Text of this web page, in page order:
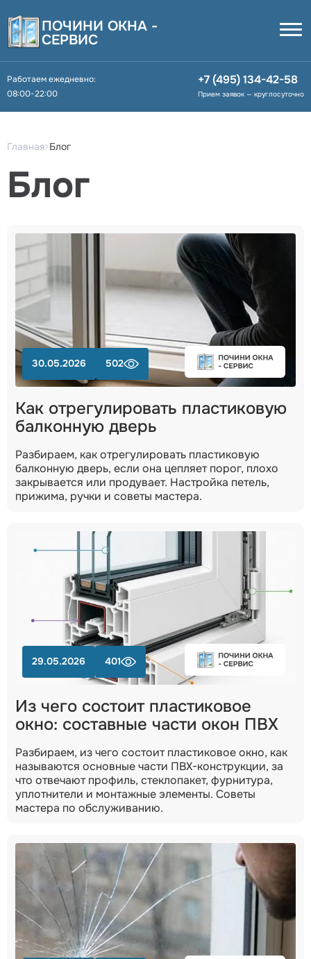
ПОЧИНИ ОКНА -
СЕРВИС
Работаем ежедневно:
08:00-22:00
+7 (495) 134-42-58
Прием заявок — круглосуточно
Главная Блог
Блог
30.05.2026 502
Как отрегулировать пластиковую
балконную дверь
Разбираем, как отрегулировать пластиковую
балконную дверь, если она цепляет порог, плохо
закрывается или продувает. Настройка петель,
прижима, ручки и советы мастера.
29.05.2026 401
Из чего состоит пластиковое
окно: составные части окон ПВХ
Разбираем, из чего состоит пластиковое окно, как
называются основные части ПВХ-конструкции, за
что отвечают профиль, стеклопакет, фурнитура,
уплотнители и монтажные элементы. Советы
мастера по обслуживанию.